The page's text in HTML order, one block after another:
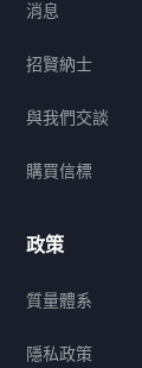
消息
招賢納士
與我們交談
購買信標
政策
質量體系
隱私政策